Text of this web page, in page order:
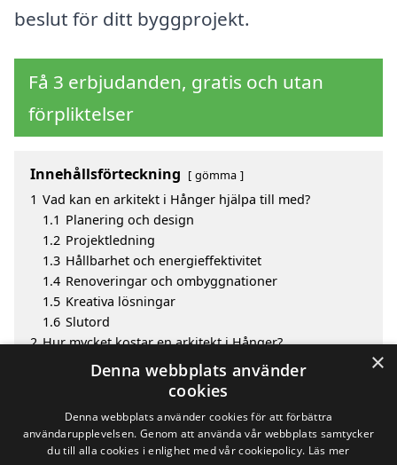
beslut för ditt byggprojekt.
Få 3 erbjudanden, gratis och utan
förpliktelser
Innehållsförteckning gömma
1 Vad kan en arkitekt i Hånger hjälpa till med?
1.1 Planering och design
1.2 Projektledning
1.3 Hållbarhet och energieffektivitet
1.4 Renoveringar och ombyggnationer
1.5 Kreativa lösningar
1.6 Slutord
2 Hur mycket kostar en arkitekt i Hånger?
Fördelar med att välja arkitekt i Hånger
Sök efter en skicklig arkitekt i de omgivande städerna
×
Denna webbplats använder
cookies
Denna webbplats använder cookies för att förbättra
användarupplevelsen. Genom att använda vår webbplats samtycker
du till alla cookies i enlighet med vår cookiepolicy. Läs mer